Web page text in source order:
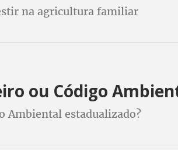
na agricultura familiar
ou Código
Ambiental estadualizado?